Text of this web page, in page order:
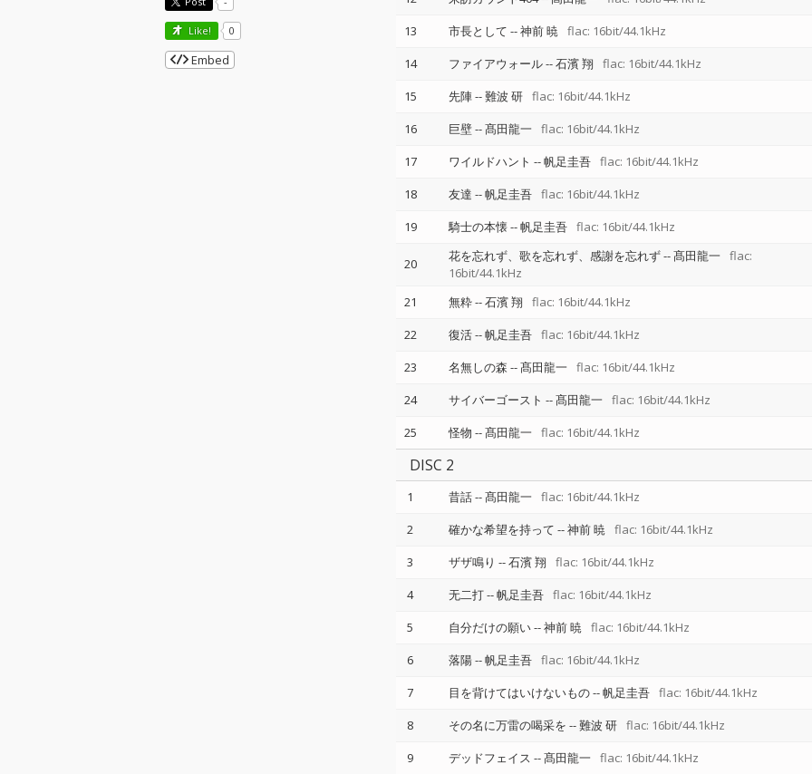
13
市長として --神前 暁 flac: 16bit/44.1kHz
14
ファイアウォール--石濱 翔 flac: 16bit/44.1kHz
15
先陣--難波 研 flac: 16bit/44.1kHz
16
巨壁--髙田龍一 flac: 16bit/44.1kHz
17
ワイルドハント --帆足圭吾 flac: 16bit/44.1kHz
18
友達 --帆足圭吾 flac: 16bit/44.1kHz
19
騎士の本懐--帆足圭吾 flac: 16bit/44.1kHz
20 花を忘れず、歌を忘れず、感謝を忘れず--髙田龍一
flac:
16bit/44.1kHz
21 無粋--石濱 翔 flac: 16bit/44.1kHz
22
復活--帆足圭吾 flac: 16bit/44.1kHz
23
名無しの森 --髙田龍一 flac: 16bit/44.1kHz
24
サイバーゴースト --髙田龍一 flac: 16bit/44.1kHz
25
怪物 --髙田龍一 flac: 16bit/44.1kHz
DISC 2
1 昔話--髙田龍一 flac: 16bit/44.1kHz
2
確かな希望を持って --神前 暁 flac: 16bit/44.1kHz
3
ザザ鳴り --石濱 翔 flac: 16bit/44.1kHz
4
无二打--帆足圭吾 flac: 16bit/44.1kHz
5
自分だけの願い--神前 暁 flac: 16bit/44.1kHz
6
落陽--帆足圭吾 flac: 16bit/44.1kHz
7
目を背けてはいけないもの--帆足圭吾 flac: 16bit/44.1kHz
8
その名に万雷の喝采を --難波 研 flac: 16bit/44.1kHz
9
デッドフェイス --髙田龍一 flac: 16bit/44.1kHz
Like! 0
Embed